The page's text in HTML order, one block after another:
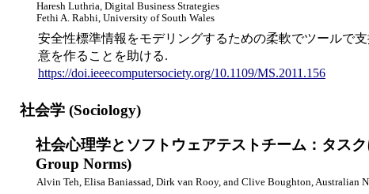
Haresh Luthria, Digital Business Strategies
Fethi A. Rabhi, University of South Wales
安全性標準情報をモデリングするための柔軟でツールで
意を作ることを助ける.
https://doi.ieeecomputersociety.org/10.1109/MS.2011.156
社会学 (Sociology)
社会心理学とソフトウェアテストチーム：タス
Group Norms)
Alvin Teh, Elisa Baniassad, Dirk van Rooy, and Clive Boughton, Australian